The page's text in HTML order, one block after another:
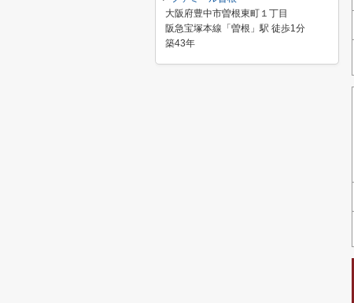
大阪府豊中市曽根東町１丁目
阪急宝塚本線「曽根」駅 徒歩1分
築43年